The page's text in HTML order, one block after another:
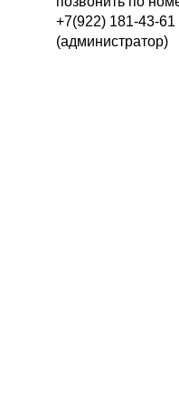
+7(922) 181-43-61
(администратор)